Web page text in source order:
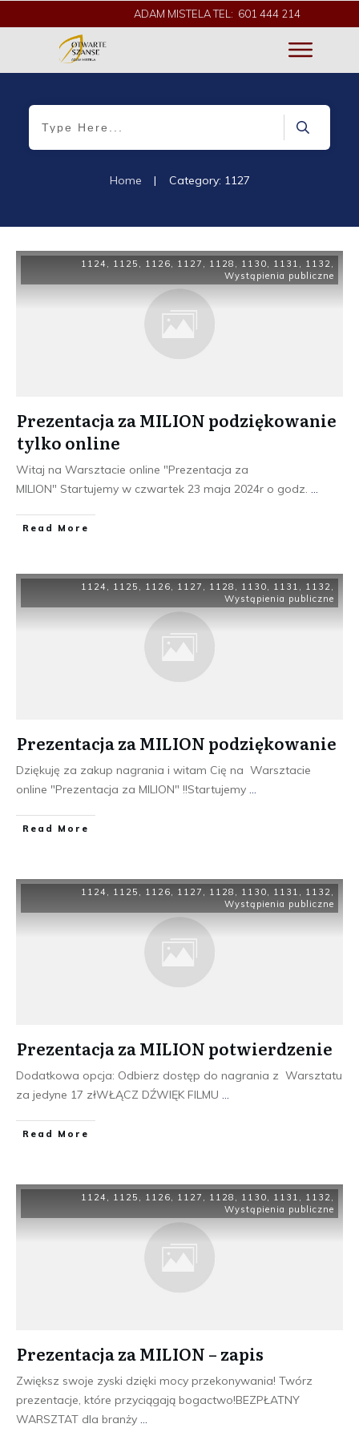
ADAM MISTELA TEL: 601 444 214
Home | Category: 1127
1124, 1125 , 1126, 1127 , 1128 , 1130, 1131 , 1132,
Wystąpienia publiczne
Prezentacja za MILION podziękowanie
tylko online
Witaj na Warsztacie online "Prezentacja za
MILION" Startujemy w czwartek 23 maja 2024r o godz. ...
​Read More
1124, 1125 , 1126, 1127 , 1128 , 1130, 1131 , 1132,
Wystąpienia publiczne
Prezentacja za MILION podziękowanie
Dziękuję za zakup nagrania i witam Cię na Warsztacie
online "Prezentacja za MILION" !!Startujemy ...
​Read More
1124, 1125 , 1126, 1127 , 1128 , 1130, 1131 , 1132,
Wystąpienia publiczne
Prezentacja za MILION potwierdzenie
Dodatkowa opcja: Odbierz dostęp do nagrania z Warsztatu
za jedyne 17 złWŁĄCZ DŹWIĘK FILMU ...
​Read More
1124, 1125 , 1126, 1127 , 1128 , 1130, 1131 , 1132,
Wystąpienia publiczne
Prezentacja za MILION – zapis
Zwiększ swoje zyski dzięki mocy przekonywania! Twórz
prezentacje, które przyciągają bogactwo!BEZPŁATNY
WARSZTAT dla branży ...